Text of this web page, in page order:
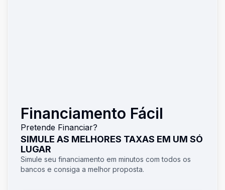
Financiamento Fácil
Pretende Financiar?
SIMULE AS MELHORES TAXAS EM UM SÓ
LUGAR
Simule seu financiamento em minutos com todos os
bancos e consiga a melhor proposta.